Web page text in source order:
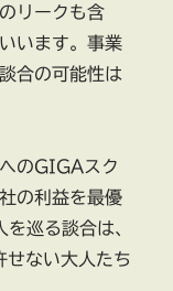
リークも含
います。事業
合の可能性は
のGIGAスク
の利益を最優
巡る談合は、
ない大人たち